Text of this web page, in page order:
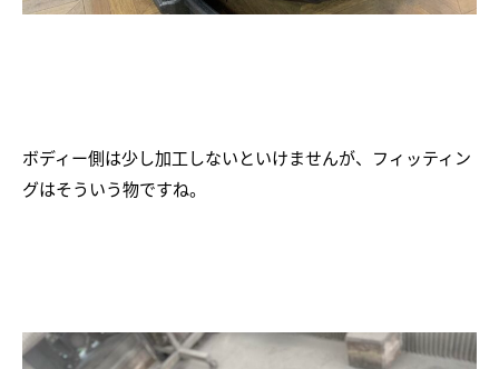
ボディー側は少し加工しないといけませんが、フィッティン
グはそういう物ですね。